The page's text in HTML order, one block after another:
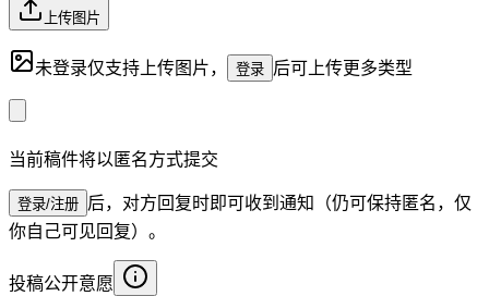
上传图片
未登录仅支持上传图片， 登录 后可上传更多类型
当前稿件将以匿名方式提交
登录/注册 后，对方回复时即可收到通知（仍可保持匿名，仅
你自己可见回复）。
投稿公开意愿